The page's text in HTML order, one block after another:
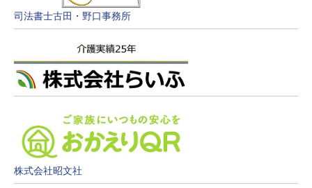
司法書士古田・野口事務所
株式会社昭文社